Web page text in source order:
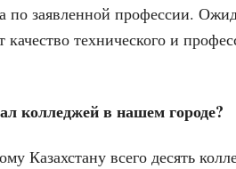
по заявленной профессии.
технического и
колледжей в нашем городе?
Казахстану всего десять